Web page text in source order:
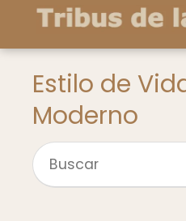
Estilo de
Moderno